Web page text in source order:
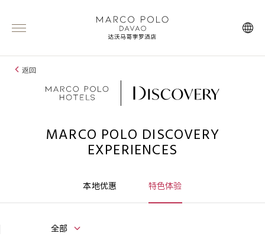
返回
MARCO POLO DISCOVERY
EXPERIENCES
本地优惠 特色体验
全部